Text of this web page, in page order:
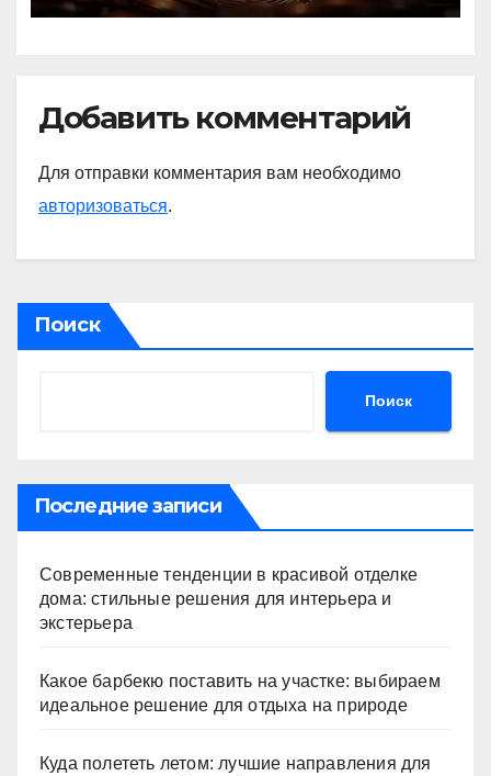
Добавить комментарий
Для отправки комментария вам необходимо
авторизоваться.
Поиск
Поиск
Последние записи
Современные тенденции в красивой отделке
дома: стильные решения для интерьера и
экстерьера
Какое барбекю поставить на участке: выбираем
идеальное решение для отдыха на природе
Куда полететь летом: лучшие направления для